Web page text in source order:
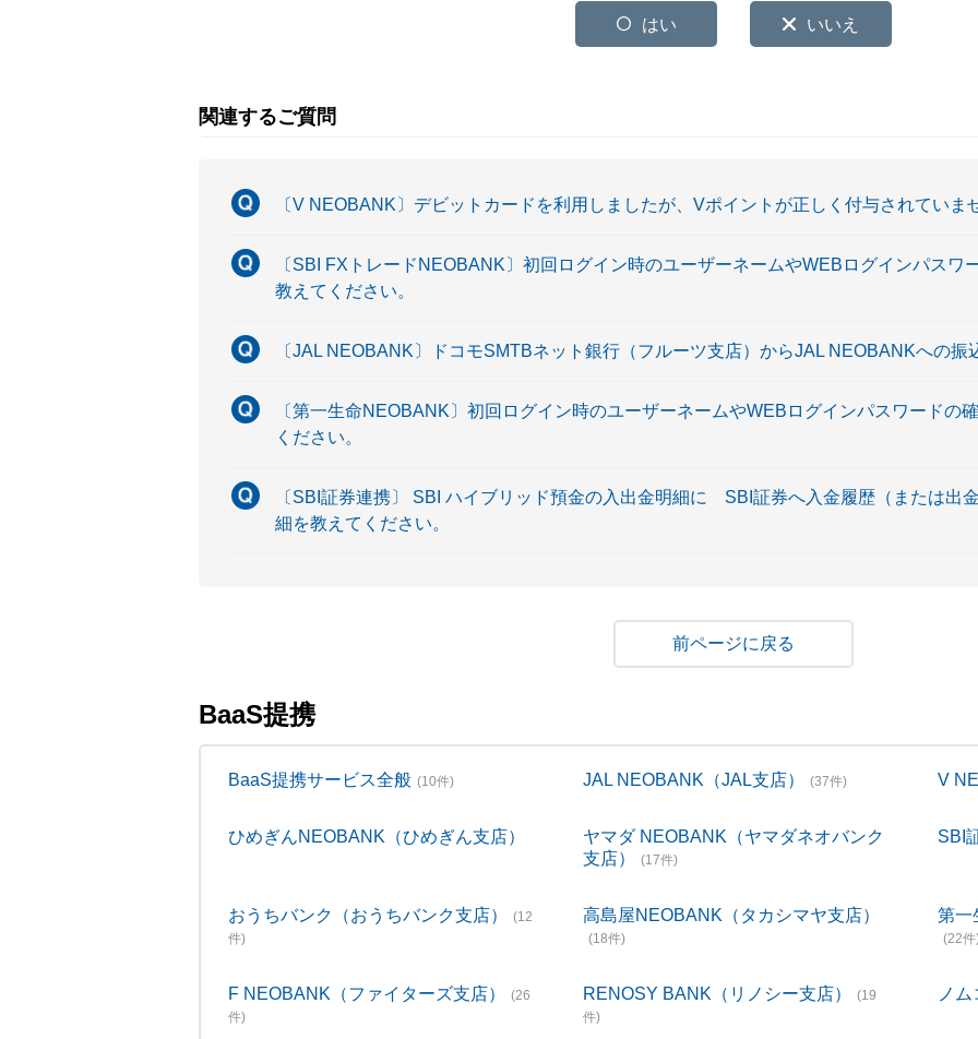
はい いいえ
関連するご質問
〔V NEOBANK〕デビットカードを利用しましたが、Vポイントが正しく付与されていま
〔SBI FXトレードNEOBANK〕初回ログイン時のユーザーネームやWEBログインパスワ
教えてください。
〔JAL NEOBANK〕ドコモSMTBネット銀行（フルーツ支店）からJAL NEOBANKへの振
〔第一生命NEOBANK〕初回ログイン時のユーザーネームやWEBログインパスワードの
ください。
〔SBI証券連携〕 SBI ハイブリッド預金の入出金明細に SBI証券へ入金履歴（または出
細を教えてください。
戻る
BaaS提携
BaaS提携サービス全般 (10件) JAL NEOBANK（JAL支店） (37件) V
ひめぎんNEOBANK（ひめぎん支店）
ヤマダ NEOBANK（ヤマダネオバンク
支店）
(17件)
SBI
おうちバンク（おうちバンク支店）
(12
件)
高島屋NEOBANK（タカシマヤ支店）
(18件)
第一
(22件
F NEOBANK（ファイターズ支店）
(26
件)
RENOSY BANK（リノシー支店）
(19
件)
ノ